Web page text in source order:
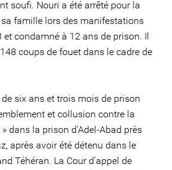
soufi. Nouri a été arrêté pour la
famille lors des manifestations
et condamné à 12 ans de prison. Il
coups de fouet dans le cadre de
six ans et trois mois de prison
et collusion contre la
dans la prison d’Adel-Abad près
après avoir été détenu dans le
Téhéran. La Cour d’appel de